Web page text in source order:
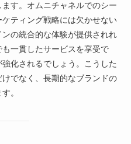
す。オムニチャネルでのシー
ティング戦略には欠かせない
の統合的な体験が提供されれ
一貫したサービスを享受で
化されるでしょう。こうした
でなく、長期的なブランドの
。